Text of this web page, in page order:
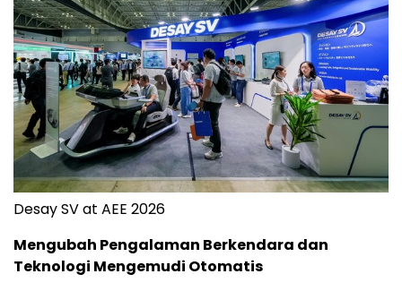
Desay SV at AEE 2026
Mengubah Pengalaman Berkendara dan
Teknologi Mengemudi Otomatis